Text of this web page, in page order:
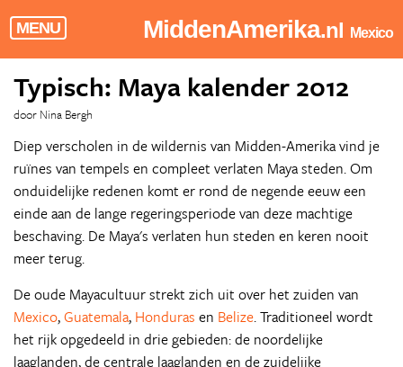
MENU MiddenAmerika.nl Mexico
Typisch: Maya kalender 2012
door Nina Bergh
Diep verscholen in de wildernis van Midden-Amerika vind je
ruïnes van tempels en compleet verlaten Maya steden. Om
onduidelijke redenen komt er rond de negende eeuw een
einde aan de lange regeringsperiode van deze machtige
beschaving. De Maya's verlaten hun steden en keren nooit
meer terug.
De oude Mayacultuur strekt zich uit over het zuiden van
Mexico,Guatemala, Honduras en Belize. Traditioneel wordt
het rijk opgedeeld in drie gebieden: de noordelijke
laaglanden, de centrale laaglanden en de zuidelijke